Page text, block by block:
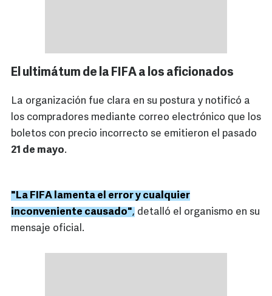
El ultimátum de la FIFA a los aficionados
La organización fue clara en su postura y notificó a
los compradores mediante correo electrónico que los
boletos con precio incorrecto se emitieron el pasado
21 de mayo.
"La FIFA lamenta el error y cualquier
inconveniente causado", detalló el organismo en su
mensaje oficial.